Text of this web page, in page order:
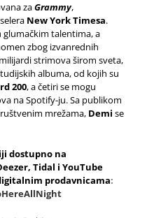
zaGrammy,
New York Timesa.
talentima, a
zbog izvanrednih
strimova širom sveta,
albuma, od kojih su
200, a četiri se mogu
na Spotify-ju. Sa publikom
mrežama, Demi se
dostupno na
Tidal i YouTube
prodavnicama: